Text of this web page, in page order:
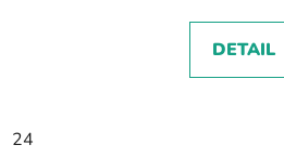
DETAIL
24